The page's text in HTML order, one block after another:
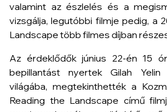
valamint az észlelés és a
vizsgálja, legutóbbi filmje pedig, a
Landscape több filmes díjban
Az érdeklődők június 22-én 15
bepillantást nyertek Gilah Yelin
világába, megtekinthették a
Reading the Landscape című